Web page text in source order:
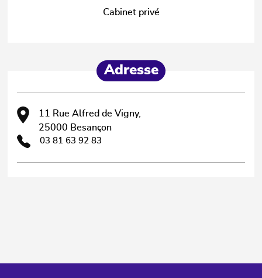
Cabinet privé
Adresse
11 Rue Alfred de Vigny,
25000 Besançon
03 81 63 92 83